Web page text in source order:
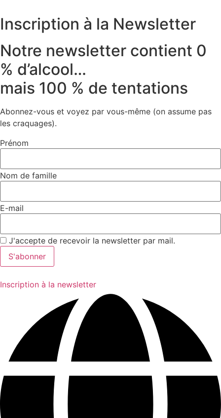
Inscription à la Newsletter
Notre newsletter contient 0
% d’alcool…
mais 100 % de tentations
Abonnez-vous et voyez par vous-même (on assume pas
les craquages).
Prénom
Nom de famille
E-mail
J'accepte de recevoir la newsletter par mail.
Inscription à la newsletter